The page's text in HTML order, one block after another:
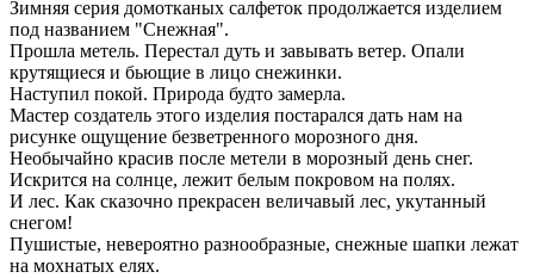
Зимняя серия домотканых салфеток продолжается изделием
под названием "Снежная".
Прошла метель. Перестал дуть и завывать ветер. Опали
крутящиеся и бьющие в лицо снежинки.
Наступил покой. Природа будто замерла.
Мастер создатель этого изделия постарался дать нам на
рисунке ощущение безветренного морозного дня.
Необычайно красив после метели в морозный день снег.
Искрится на солнце, лежит белым покровом на полях.
И лес. Как сказочно прекрасен величавый лес, укутанный
снегом!
Пушистые, невероятно разнообразные, снежные шапки лежат
на мохнатых елях.